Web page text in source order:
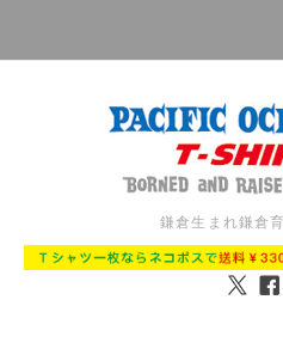
鎌倉生まれ鎌倉